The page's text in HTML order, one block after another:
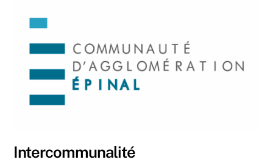
o
o
k
Intercommunalité